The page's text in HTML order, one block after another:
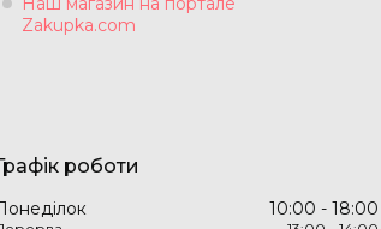
Zakupka.com
роботи
10:00 18:00